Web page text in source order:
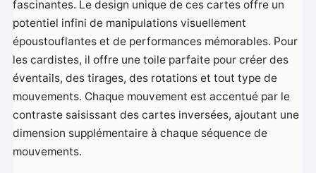
fascinantes. Le design unique de ces cartes offre un
potentiel infini de manipulations visuellement
époustouflantes et de performances mémorables. Pour
les cardistes, il offre une toile parfaite pour créer des
éventails, des tirages, des rotations et tout type de
mouvements. Chaque mouvement est accentué par le
contraste saisissant des cartes inversées, ajoutant une
dimension supplémentaire à chaque séquence de
mouvements.